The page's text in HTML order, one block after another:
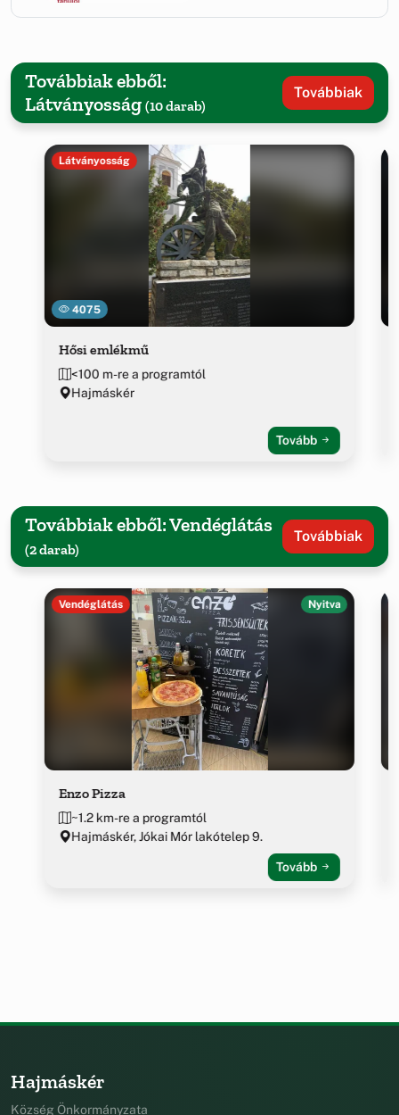
Továbbiak ebből:
Látványosság (10 darab)
Továbbiak
4075
Látványosság
Hősi emlékmű
<100 m-re a programtól
Hajmáskér
Tovább
Továbbiak ebből: Vendéglátás
(2 darab)
Továbbiak
Vendéglátás Nyitva
Enzo Pizza
~1.2 km-re a programtól
Hajmáskér, Jókai Mór lakótelep 9.
Tovább
Hajmáskér
Község Önkormányzata